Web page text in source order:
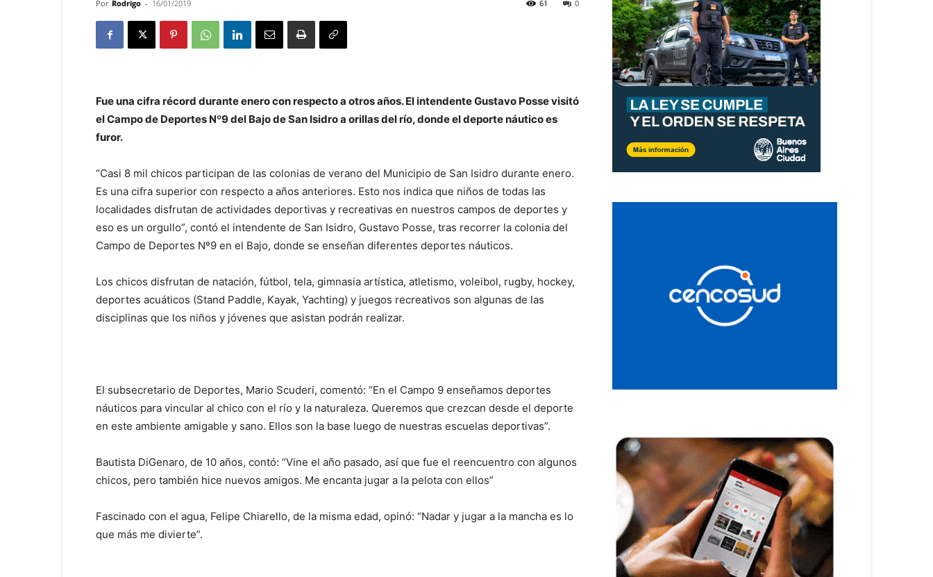
Por Rodrigo - 16/01/2019 0
61
Fue una cifra récord durante enero con respecto a otros años. El intendente Gustavo Posse visitó
el Campo de Deportes Nº9 del Bajo de San Isidro a orillas del río, donde el deporte náutico es
furor.
“Casi 8 mil chicos participan de las colonias de verano del Municipio de San Isidro durante enero.
Es una cifra superior con respecto a años anteriores. Esto nos indica que niños de todas las
localidades disfrutan de actividades deportivas y recreativas en nuestros campos de deportes y
eso es un orgullo”, contó el intendente de San Isidro, Gustavo Posse, tras recorrer la colonia del
Campo de Deportes Nº9 en el Bajo, donde se enseñan diferentes deportes náuticos.
Los chicos disfrutan de natación, fútbol, tela, gimnasia artística, atletismo, voleibol, rugby, hockey,
deportes acuáticos (Stand Paddle, Kayak, Yachting) y juegos recreativos son algunas de las
disciplinas que los niños y jóvenes que asistan podrán realizar.
El subsecretario de Deportes, Mario Scuderi, comentó: “En el Campo 9 enseñamos deportes
náuticos para vincular al chico con el río y la naturaleza. Queremos que crezcan desde el deporte
en este ambiente amigable y sano. Ellos son la base luego de nuestras escuelas deportivas”.
Bautista DiGenaro, de 10 años, contó: “Vine el año pasado, así que fue el reencuentro con algunos
chicos, pero también hice nuevos amigos. Me encanta jugar a la pelota con ellos”
Fascinado con el agua, Felipe Chiarello, de la misma edad, opinó: “Nadar y jugar a la mancha es lo
que más me divierte”.